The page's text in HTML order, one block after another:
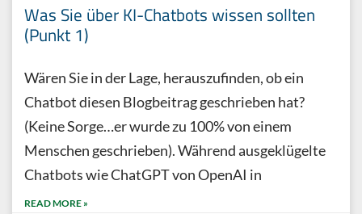
Was Sie über KI-Chatbots wissen sollten
(Punkt 1)
Wären Sie in der Lage, herauszufinden, ob ein
Chatbot diesen Blogbeitrag geschrieben hat?
(Keine Sorge…er wurde zu 100% von einem
Menschen geschrieben). Während ausgeklügelte
Chatbots wie ChatGPT von OpenAI in
READ MORE »